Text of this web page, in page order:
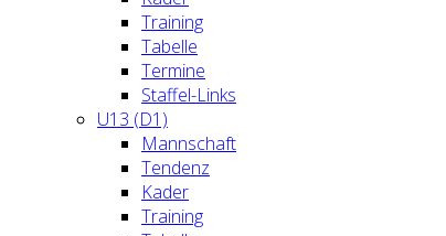
Training
Tabelle
Termine
Staffel-Links
U13 (D1)
Mannschaft
Tendenz
Kader
Training